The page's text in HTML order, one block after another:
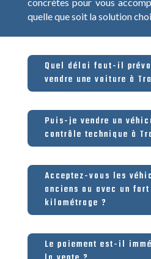
concrètes pour vous
quelle que soit la solution
Quel délai faut-il
vendre une voiture à
Puis-je vendre un
contrôle technique à
Acceptez-vous les
anciens ou avec un fort
kilométrage ?
Le paiement est-il